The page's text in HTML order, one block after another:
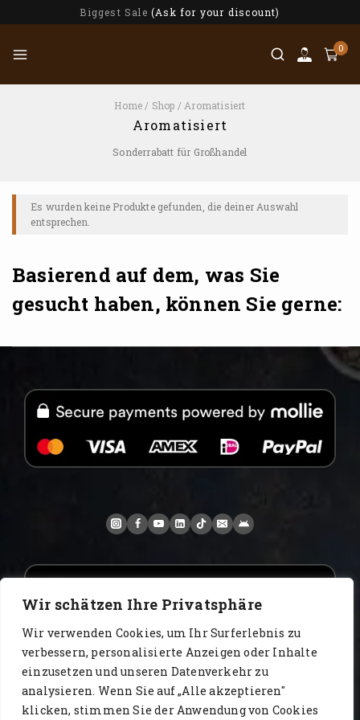
Wir schätzen Ihre Privatsphäre
Wir verwenden Cookies, um Ihr Surferlebnis zu
verbessern, personalisierte Anzeigen oder Inhalte
einzusetzen und unseren Datenverkehr zu
analysieren. Wenn Sie auf „Alle akzeptieren"
klicken, stimmen Sie der Anwendung von Cookies
Biggest Sale (Ask for your discount)
0
Home / Shop / Aromatisiert
Aromatisiert
Sonderrabatt für Großhandel
Es wurden keine Produkte gefunden, die deiner Auswahl
entsprechen.
Basierend auf dem, was Sie
gesucht haben, können Sie gerne:
www.AlbertoIT.com 2026 FoxKaffee Kaffeerösterei